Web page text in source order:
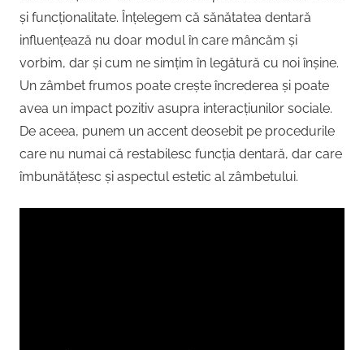
și funcționalitate. Înțelegem că sănătatea dentară
influențează nu doar modul în care mâncăm și
vorbim, dar și cum ne simțim în legătură cu noi înșine.
Un zâmbet frumos poate crește încrederea și poate
avea un impact pozitiv asupra interacțiunilor sociale.
De aceea, punem un accent deosebit pe procedurile
care nu numai că restabilesc funcția dentară, dar care
îmbunătățesc și aspectul estetic al zâmbetului.